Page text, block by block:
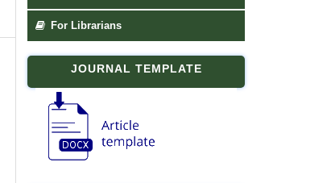
For Librarians
JOURNAL TEMPLATE